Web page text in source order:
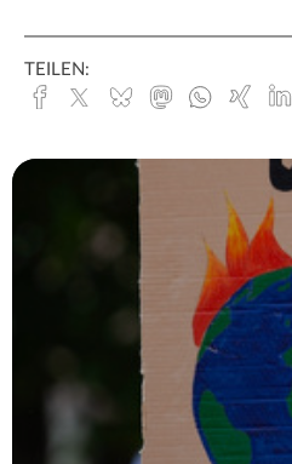
TEILEN:
Facebook
x.com BlueskyMastodonWhatsapp
Xing